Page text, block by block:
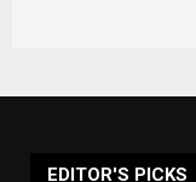
EDITOR'S PICKS